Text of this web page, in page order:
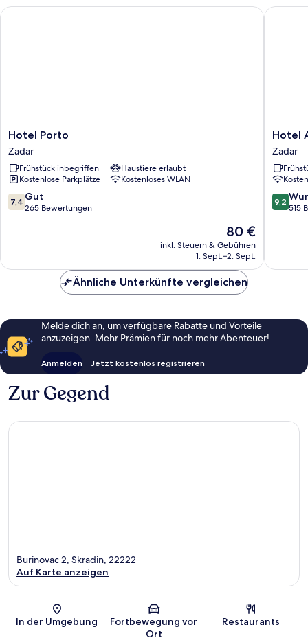
Hotel
Porto
Zadar
Hotel Porto
Zadar
Frühstück inbegriffen
Haustiere erlaubt
Kostenlose Parkplätze
Kostenloses WLAN
7.4
von
7,4 Gut
265 Bewertungen
Der
Preis
beträgt
80 €
inkl. Steuern & Gebühren
1. Sept.–2. Sept.
Hotel Porto
Hotel
A'mare
Zadar
Hotel
Zadar
9.2
von
9,2
515
Hotel
Ähnliche Unterkünfte vergleichen
Melde dich an, um verfügbare Rabatte und Vorteile
anzuzeigen. Mehr Prämien für noch mehr Abenteuer!
Anmelden Jetzt kostenlos registrieren
Zur Gegend
Karte
Burinovac 2, Skradin, 22222
Auf Karte anzeigen
In der Umgebung
Fortbewegung vor
Ort
Restaurants